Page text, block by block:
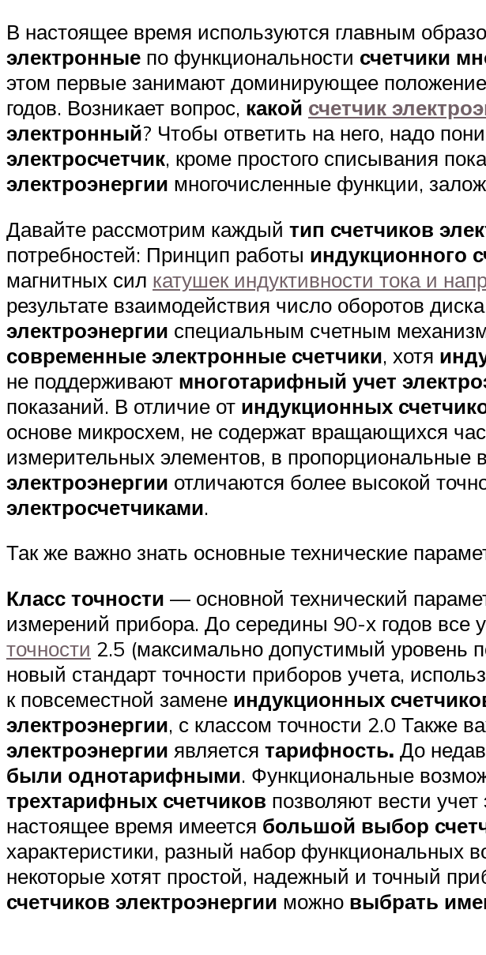
В настоящее время используются главным
электронные по функциональности счетчики
этом первые занимают доминирующее
годов. Возникает вопрос, какой счетчик
электронный? Чтобы ответить на него, надо
электросчетчик, кроме простого списывания
электроэнергии многочисленные функции,
Давайте рассмотрим каждый тип счетчиков
потребностей: Принцип работы индукционного
магнитных сил катушек индуктивности тока и
результате взаимодействия число оборотов
электроэнергии специальным счетным
современные электронные счетчики, хотя
не поддерживают многотарифный учет
показаний. В отличие от индукционных
основе микросхем, не содержат вращающихся
измерительных элементов, в пропорциональные
электроэнергии отличаются более высокой
электросчетчиками.
Так же важно знать основные технические
Класс точности — основной технический
измерений прибора. До середины 90-х годов
точности 2.5 (максимально допустимый уровень
новый стандарт точности приборов учета,
к повсеместной замене индукционных
электроэнергии, с классом точности 2.0 Также
электроэнергии является тарифность. До
были однотарифными. Функциональные
трехтарифных счетчиков позволяют вести
настоящее время имеется большой выбор
характеристики, разный набор функциональных
некоторые хотят простой, надежный и точный
счетчиков электроэнергии можно выбрать